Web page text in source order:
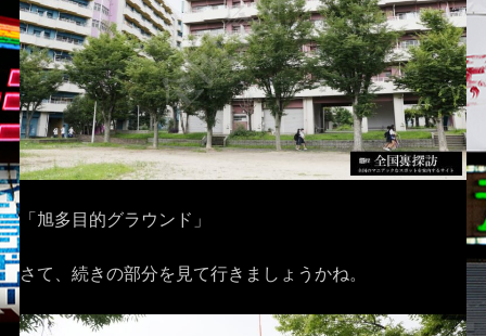
「旭多目的グラウンド」
さて、続きの部分を見て行きましょうかね。